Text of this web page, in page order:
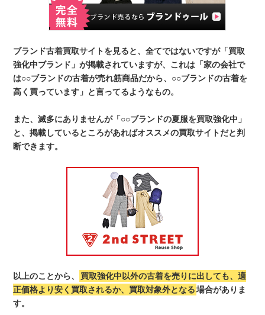
ブランド古着買取サイトを見ると、全てではないですが「買取
強化中ブランド」が掲載されていますが、これは「家の会社で
は○○ブランドの古着が売れ筋商品だから、○○ブランドの古着を
高く買っています」と言ってるようなもの。
また、滅多にありませんが「○○ブランドの夏服を買取強化中」
と、掲載しているところがあればオススメの買取サイトだと判
断できます。
以上のことから、
買取強化中以外の古着を売りに出しても、適
正価格より安く買取されるか、買取対象外となる 場合がありま
す。